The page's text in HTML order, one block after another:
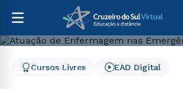
Cursos Livres
Saúde
Cursos Livres EAD Digital